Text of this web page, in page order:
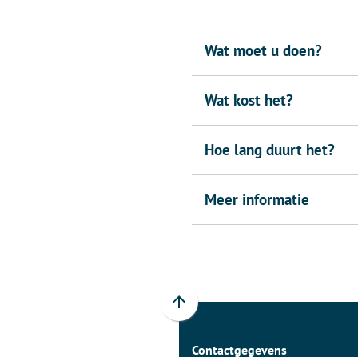
Wat moet u doen?
Wat kost het?
Hoe lang duurt het?
Meer informatie
Scroll
boven
Contactgegevens